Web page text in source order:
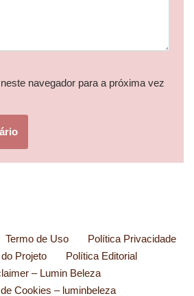
navegador para a próxima vez
Termo de Uso
Política Privacidade
Projeto
Política Editorial
– Lumin Beleza
Cookies – luminbeleza